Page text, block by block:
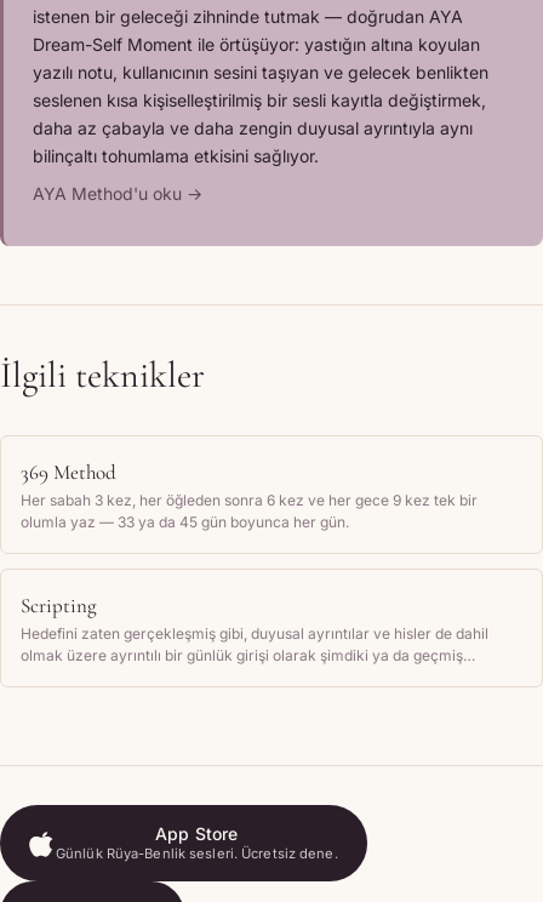
istenen bir geleceği zihninde tutmak — doğrudan AYA
Dream-Self Moment ile örtüşüyor: yastığın altına koyulan
yazılı notu, kullanıcının sesini taşıyan ve gelecek benlikten
seslenen kısa kişiselleştirilmiş bir sesli kayıtla değiştirmek,
daha az çabayla ve daha zengin duyusal ayrıntıyla aynı
bilinçaltı tohumlama etkisini sağlıyor.
AYA Method'u oku →
İlgili teknikler
369 Method
Her sabah 3 kez, her öğleden sonra 6 kez ve her gece 9 kez tek bir
olumla yaz — 33 ya da 45 gün boyunca her gün.
Scripting
Hedefini zaten gerçekleşmiş gibi, duyusal ayrıntılar ve hisler de dahil
olmak üzere ayrıntılı bir günlük girişi olarak şimdiki ya da geçmiş
App Store
Günlük Rüya-Benlik sesleri. Ücretsiz dene.
App Store